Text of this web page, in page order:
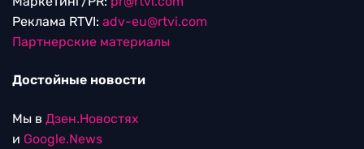
Реклама RTVI: adv-eu@rtvi.com
Партнерские материалы
Достойные новости
Мы в Дзен.Новостях
и Google.News